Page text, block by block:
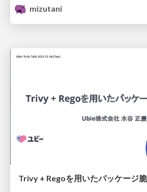
mizutani